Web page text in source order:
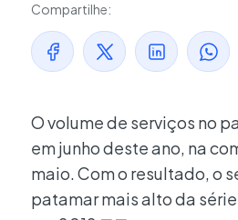
Compartilhe:
O volume de serviços no
em junho deste ano, na
maio. Com o resultado, o
patamar mais alto da